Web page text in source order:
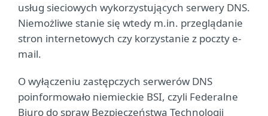
usług sieciowych wykorzystujących serwery DNS.
Niemożliwe stanie się wtedy m.in. przeglądanie
stron internetowych czy korzystanie z poczty e-
mail.
O wyłączeniu zastępczych serwerów DNS
poinformowało niemieckie BSI, czyli Federalne
Biuro do spraw Bezpieczeństwa Technologii